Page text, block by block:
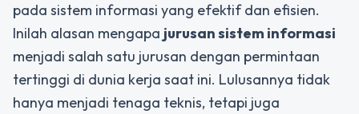
pada sistem informasi yang efektif dan efisien.
Inilah alasan mengapa jurusan sistem informasi
menjadi salah satu jurusan dengan permintaan
tertinggi di dunia kerja saat ini. Lulusannya tidak
hanya menjadi tenaga teknis, tetapi juga